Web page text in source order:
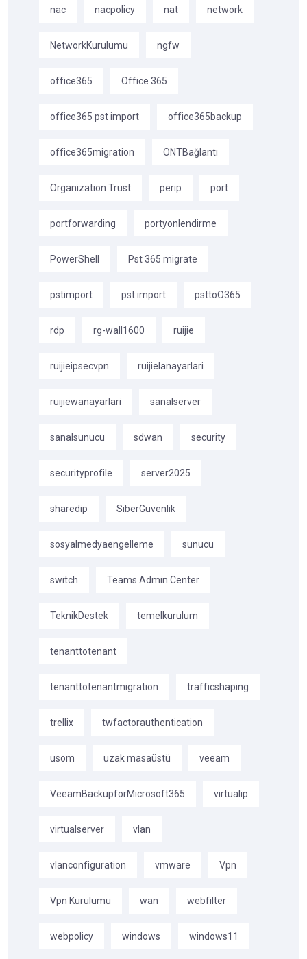
nac nacpolicy nat network
NetworkKurulumu ngfw
office365 Office 365
office365 pst import office365backup
office365migration ONTBağlantı
Organization Trust perip port
portforwarding portyonlendirme
PowerShell Pst 365 migrate
pstimport pst import psttoO365
rdp rg-wall1600 ruijie
ruijieipsecvpn ruijielanayarlari
ruijiewanayarlari sanalserver
sanalsunucu sdwan security
securityprofile server2025
sharedip SiberGüvenlik
sosyalmedyaengelleme sunucu
switch Teams Admin Center
TeknikDestek temelkurulum
tenanttotenant
tenanttotenantmigration trafficshaping
trellix twfactorauthentication
usom uzak masaüstü veeam
VeeamBackupforMicrosoft365 virtualip
virtualserver vlan
vlanconfiguration vmware Vpn
Vpn Kurulumu wan webfilter
webpolicy windows windows11